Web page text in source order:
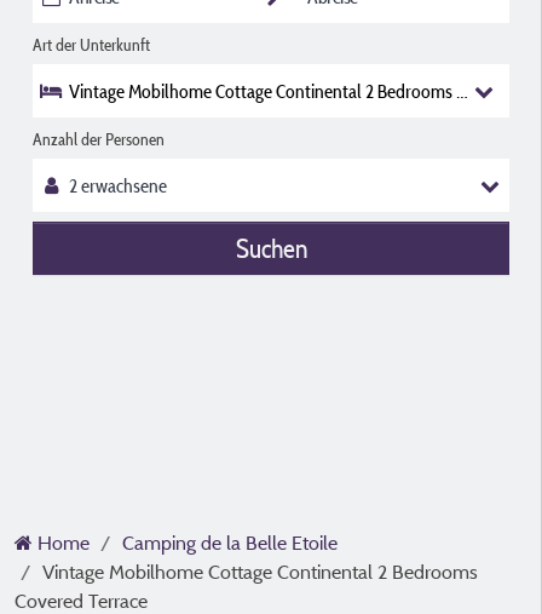
Art der Unterkunft
Vintage Mobilhome Cottage Continental 2 Bedrooms Covered
Anzahl der Personen
Suchen
Home
Camping de la Belle Etoile
Vintage Mobilhome Cottage Continental 2 Bedrooms
Covered Terrace